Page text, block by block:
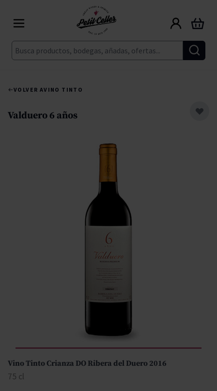
Buscar
Carrito
VOLVER AVINO TINTO
Valduero 6 años
Vino Tinto Crianza DO Ribera del Duero 2016
75 cl